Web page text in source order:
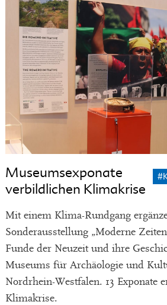
Museumsexponate
verbildlichen Klimakrise
Mit einem Klima-Rundgang
Sonderausstellung „Moderne
Funde der Neuzeit und ihre
Museums für Archäologie und
Nordrhein-Westfalen. 13 Exponate
Klimakrise.